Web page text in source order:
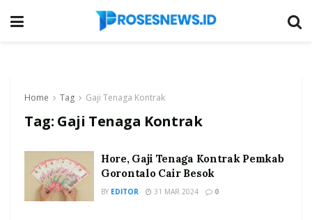
Home Tag Gaji Tenaga Kontrak
Tag: Gaji Tenaga Kontrak
Hore, Gaji Tenaga Kontrak Pemkab
Gorontalo Cair Besok
BY EDITOR 31 MAR 2024 0